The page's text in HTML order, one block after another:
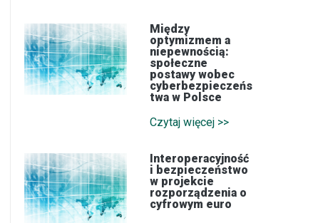
Między
optymizmem a
niepewnością:
społeczne
postawy wobec
cyberbezpieczeńs
twa w Polsce
Czytaj więcej >>
Interoperacyjność
i bezpieczeństwo
w projekcie
rozporządzenia o
cyfrowym euro